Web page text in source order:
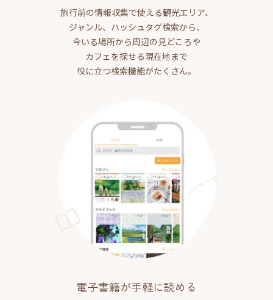
旅行前の情報収集で使える観光エリア、
ジャンル、ハッシュタグ検索から、
今いる場所から周辺の見どころや
カフェを探せる現在地まで
役に立つ検索機能がたくさん。
電子書籍が手軽に読める